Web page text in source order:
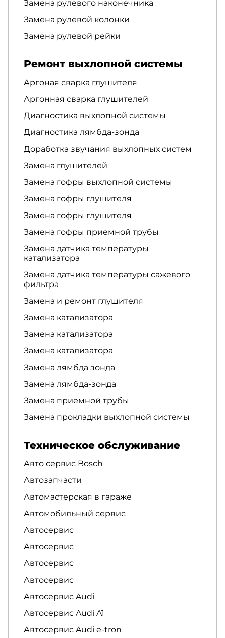
Замена рулевого наконечника
Замена рулевой колонки
Замена рулевой рейки
Ремонт выхлопной системы
Аргоная сварка глушителя
Аргонная сварка глушителей
Диагностика выхлопной системы
Диагностика лямбда-зонда
Доработка звучания выхлопных систем
Замена глушителей
Замена гофры выхлопной системы
Замена гофры глушителя
Замена гофры глушителя
Замена гофры приемной трубы
Замена датчика температуры
катализатора
Замена датчика температуры сажевого
фильтра
Замена и ремонт глушителя
Замена катализатора
Замена катализатора
Замена катализатора
Замена лямбда зонда
Замена лямбда-зонда
Замена приемной трубы
Замена прокладки выхлопной системы
Техническое обслуживание
Авто сервис Bosch
Автозапчасти
Автомастерская в гараже
Автомобильный сервис
Автосервис
Автосервис
Автосервис
Автосервис
Автосервис Audi
Автосервис Audi A1
Автосервис Audi e-tron